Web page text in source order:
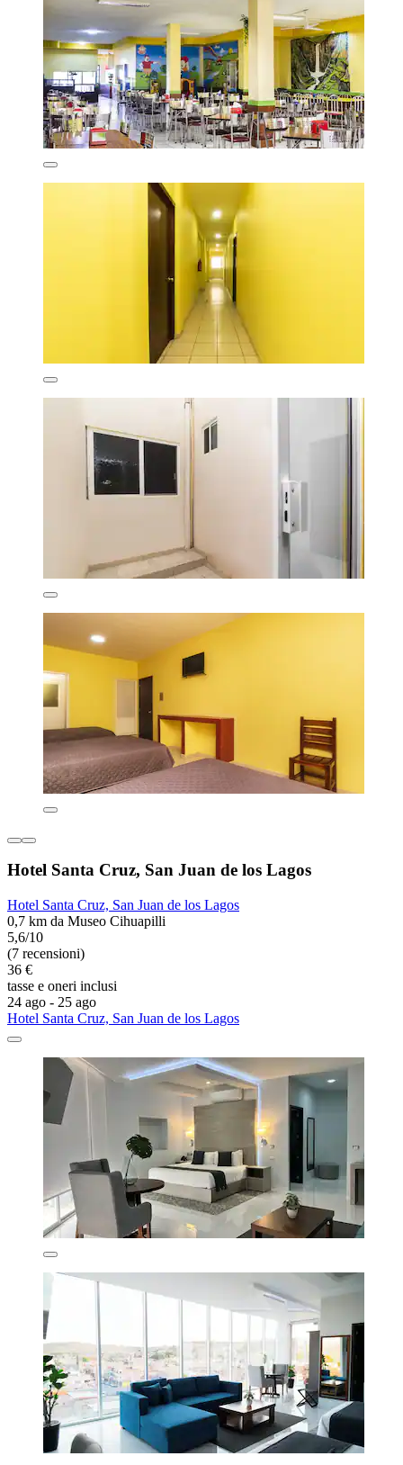
Hotel Santa Cruz, San Juan de los Lagos
Hotel Santa Cruz, San Juan de los Lagos
0,7 km da Museo Cihuapilli
5,6/10
(7 recensioni)
36 €
tasse e oneri inclusi
24 ago - 25 ago
Hotel Santa Cruz, San Juan de los Lagos